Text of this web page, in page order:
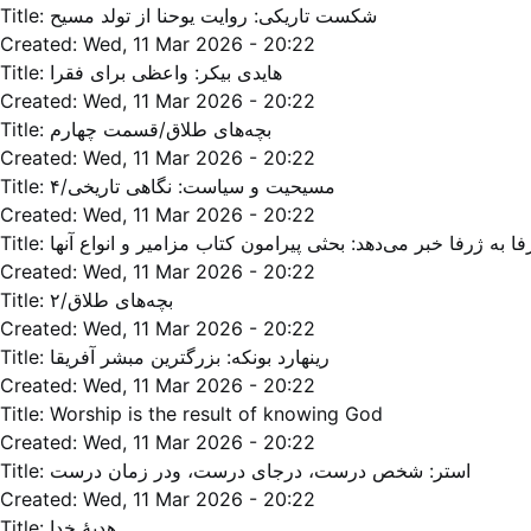
Title: شکست تاریکی: روایت یوحنا از تولد مسیح
Created: Wed, 11 Mar 2026 - 20:22
Title: هایدی بیکر: واعظی برای فقرا
Created: Wed, 11 Mar 2026 - 20:22
Title: بچه‌‌های طلاق/قسمت چهارم
Created: Wed, 11 Mar 2026 - 20:22
Title:
مسیحیت و سیاست: نگاهی تاریخی/۴
Created: Wed, 11 Mar 2026 - 20:22
Title: به ژرفا خبر می‌‌دهد: بحثی پیرامون کتاب مزامیر و انواع آنها
Created: Wed, 11 Mar 2026 - 20:22
Title:
بچه‌های طلاق/۲
Created: Wed, 11 Mar 2026 - 20:22
Title: رینهارد بونکه: بزرگترین مبشر آفریقا
Created: Wed, 11 Mar 2026 - 20:22
Title: Worship is the result of knowing God
Created: Wed, 11 Mar 2026 - 20:22
Title: استر: شخص درست، درجای درست، ودر زمان درست
Created: Wed, 11 Mar 2026 - 20:22